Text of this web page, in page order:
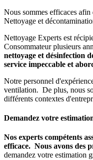
Nous sommes efficaces afin
Nettoyage et
Nettoyage Experts est
Consommateur plusieurs
nettoyage et désinfection
service impeccable et
Notre personnel
ventilation. De plus, nous
différents contextes
Demandez votre
Nos experts compétents
efficace. Nous avons des
demandez votre estimation